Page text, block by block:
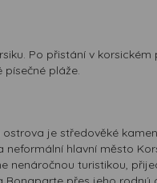
Po přistání v korsickém
pláže.
je středověké
hlavní město
nenáročnou turistikou,